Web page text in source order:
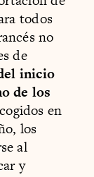
todos
no
de
inicio
de los
en
los
al
y